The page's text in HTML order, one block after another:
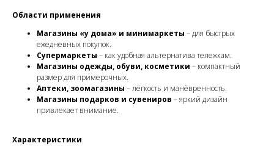
Области применения
Магазины «у дома» и минимаркеты – для быстрых
ежедневных покупок.
Супермаркеты – как удобная альтернатива тележкам.
Магазины одежды, обуви, косметики – компактный
размер для примерочных.
Аптеки, зоомагазины – лёгкость и манёвренность.
Магазины подарков и сувениров – яркий дизайн
привлекает внимание.
Характеристики